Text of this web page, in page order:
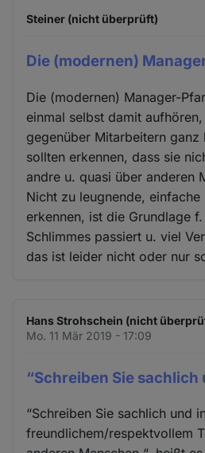
Steiner (nicht überprüft)
Die (modernen)
Die (modernen) Manager-
einmal selbst damit
gegenüber Mitarbeitern ganz
sollten erkennen, dass sie
andre u. quasi über anderen
Nicht zu leugnende, einfache
erkennen, ist die Grundlage
Schlimmes passiert u. viel
das ist leider nicht oder nur
Hans Strohschein (nicht
Mo. 11 Mär 2019 - 17:09
“Schreiben Sie sachlich
“Schreiben Sie sachlich und
freundlichem/respektvollem